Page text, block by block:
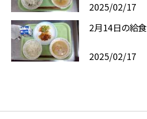
2025/02/17
2月14日の給食
2025/02/17